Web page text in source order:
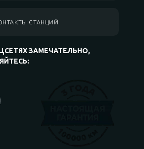
СТАНЦИЙ
ЗАМЕЧАТЕЛЬНО,